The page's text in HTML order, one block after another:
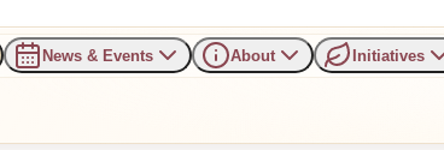
News & Events About Initiatives